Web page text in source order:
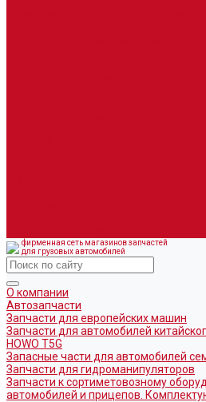
фирменная сеть магазинов запчастей
для грузовых автомобилей
О компании
Автозапчасти
Запчасти для европейских машин
Запчасти для автомобилей
HOWO T5G
Запасные части для автомобилей
Запчасти для гидроманипуляторов
Запчасти к сортиметовозному
автомобилей и прицепов.